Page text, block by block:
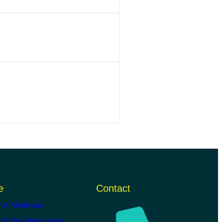
Médicaux
Contact